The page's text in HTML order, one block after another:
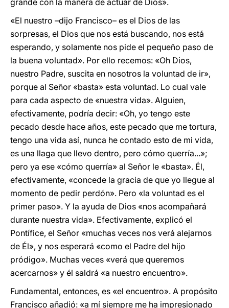
grande con la manera de actuar de Dios».
«El nuestro –dijo Francisco– es el Dios de las
sorpresas, el Dios que nos está buscando, nos está
esperando, y solamente nos pide el pequeño paso de
la buena voluntad». Por ello recemos: «Oh Dios,
nuestro Padre, suscita en nosotros la voluntad de ir»,
porque al Señor «basta» esta voluntad. Lo cual vale
para cada aspecto de «nuestra vida». Alguien,
efectivamente, podría decir: «Oh, yo tengo este
pecado desde hace años, este pecado que me tortura,
tengo una vida así, nunca he contado esto de mi vida,
es una llaga que llevo dentro, pero cómo querría...»;
pero ya ese «cómo querría» al Señor le «basta». Él,
efectivamente, «concede la gracia de que yo llegue al
momento de pedir perdón». Pero «la voluntad es el
primer paso». Y la ayuda de Dios «nos acompañará
durante nuestra vida». Efectivamente, explicó el
Pontífice, el Señor «muchas veces nos verá alejarnos
de Él», y nos esperará «como el Padre del hijo
pródigo». Muchas veces «verá que queremos
acercarnos» y él saldrá «a nuestro encuentro».
Fundamental, entonces, es «el encuentro». A propósito
Francisco añadió: «a mí siempre me ha impresionado